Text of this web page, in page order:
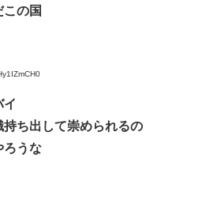
この国
イ
ち出して崇められるの
ろうな